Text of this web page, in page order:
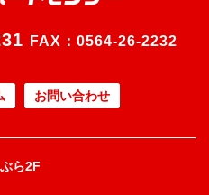
FAX：0564-26-2232
お問い合わせ
ら2F